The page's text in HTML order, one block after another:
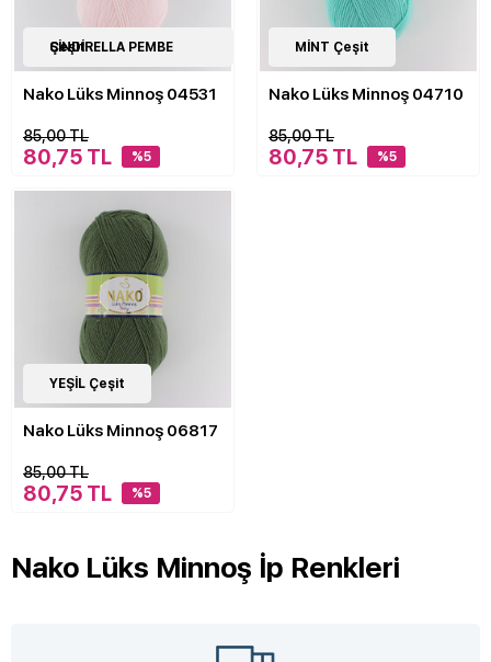
21Çeşit
SİNDİRELLA PEMBE Çeşit
Nako Lüks Minnoş 04531
85,00 TL
80,75 TL %5
21 Çeşit
MİNT Çeşit
Nako Lüks Minnoş 04710
85,00 TL
80,75 TL %5
21Çeşit
YEŞİL Çeşit
Nako Lüks Minnoş 06817
85,00 TL
80,75 TL %5
Nako Lüks Minnoş İp Renkleri